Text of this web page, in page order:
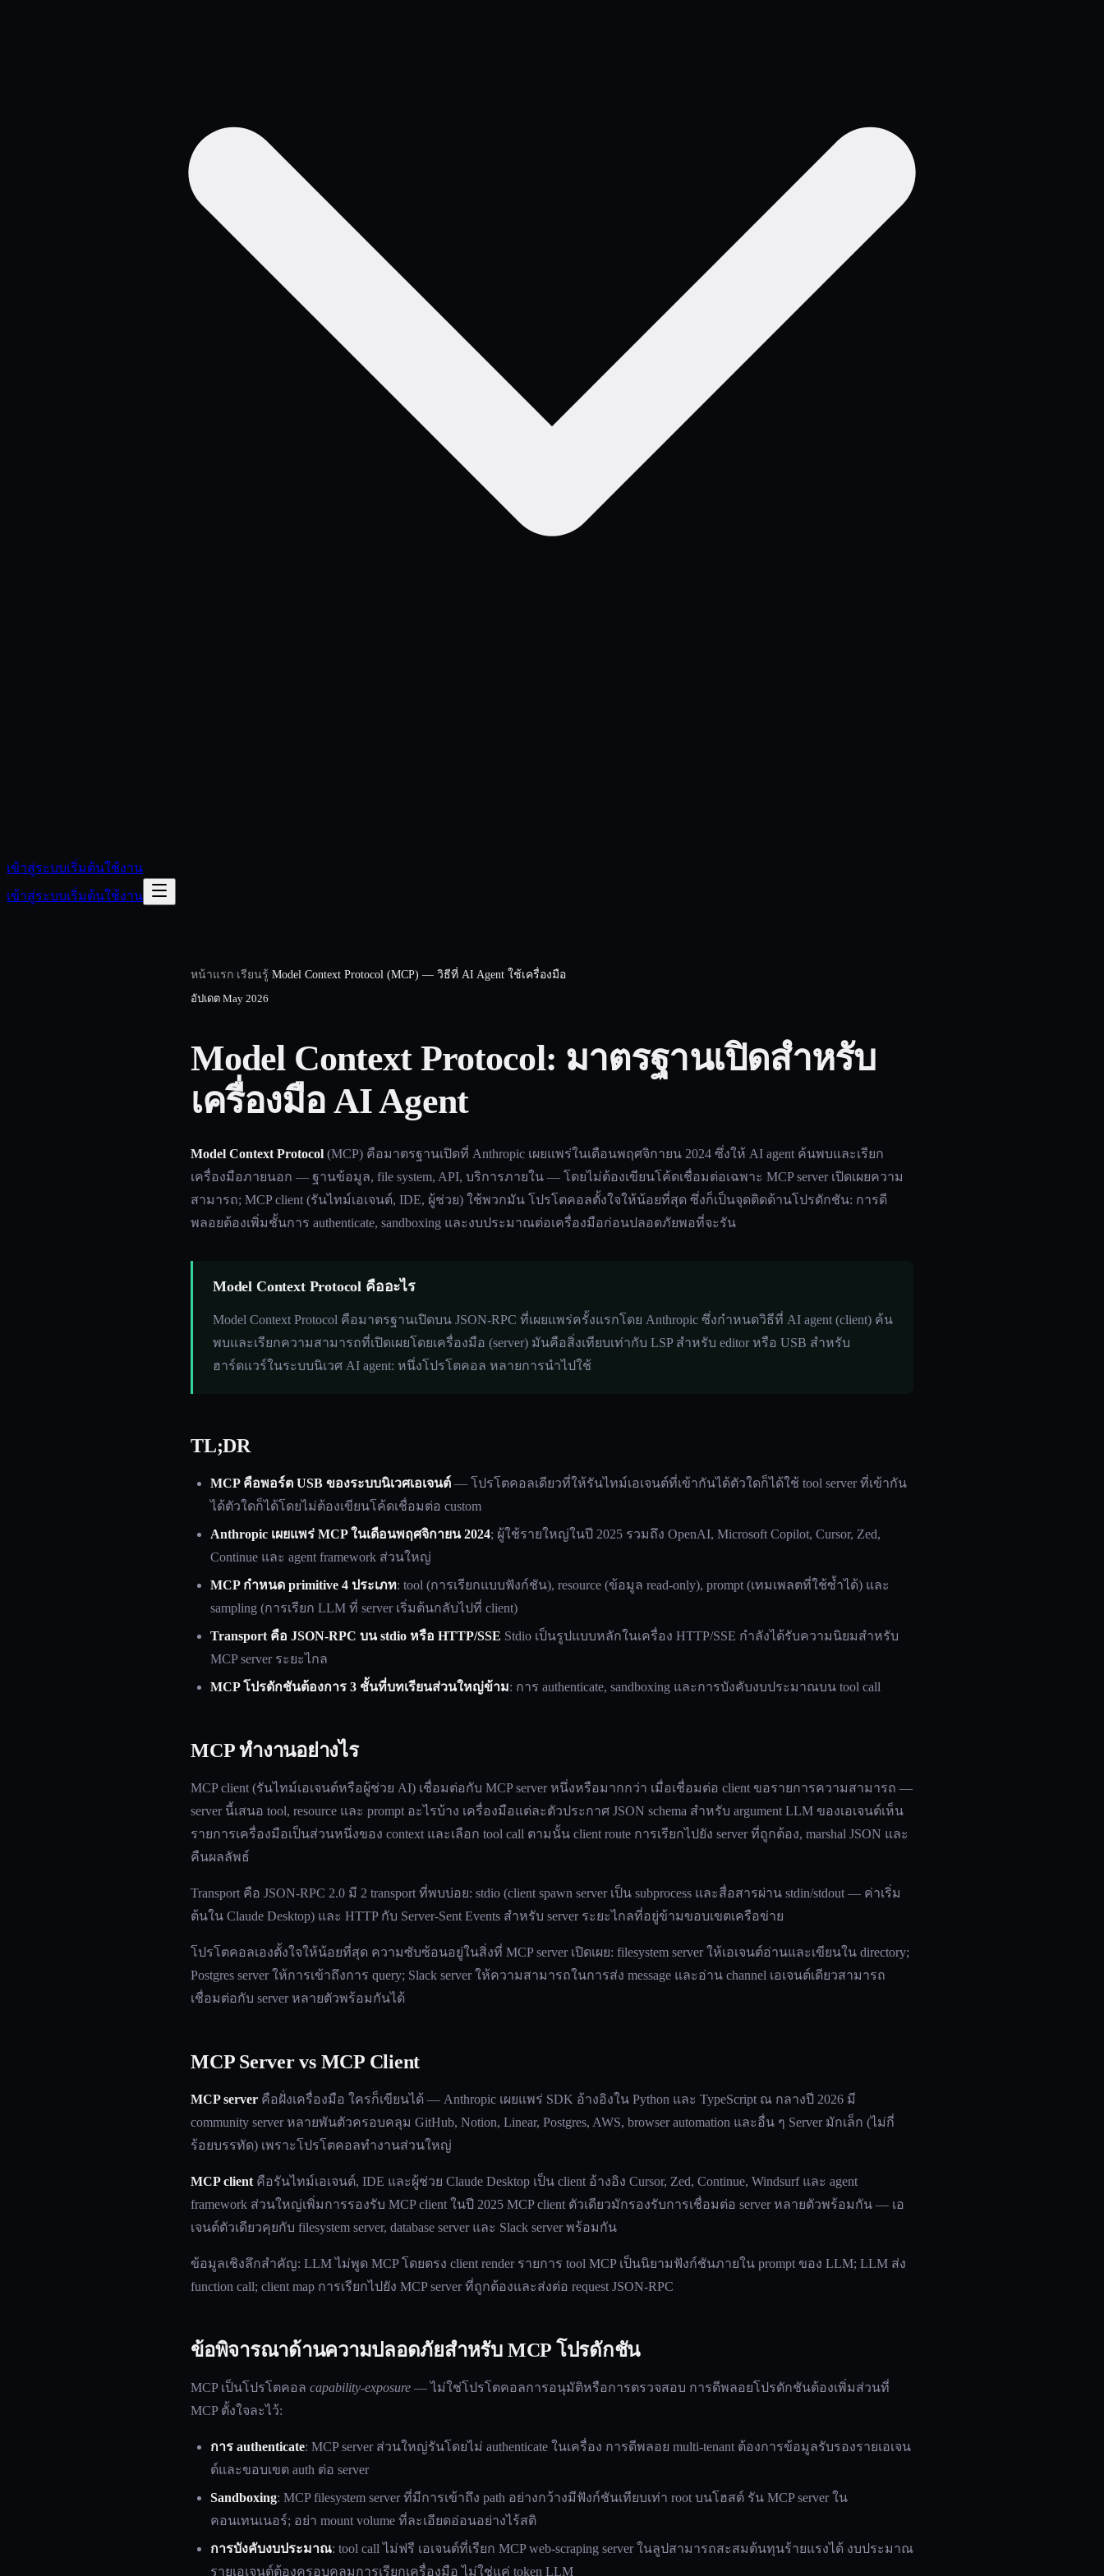
เข้าสู่ระบบเริ่มต้นใช้งาน
เข้าสู่ระบบเริ่มต้นใช้งาน
หน้าแรก/เรียนรู้/Model Context Protocol (MCP) — วิธีที่ AI Agent ใช้เครื่องมือ
อัปเดต May 2026
Model Context Protocol: มาตรฐานเปิดสำหรับ
เครื่องมือ AI Agent
Model Context Protocol (MCP) คือมาตรฐานเปิดที่ Anthropic เผยแพร่ในเดือนพฤศจิกายน 2024 ซึ่งให้ AI agent ค้นพบและเรียก
เครื่องมือภายนอก — ฐานข้อมูล, file system, API, บริการภายใน — โดยไม่ต้องเขียนโค้ดเชื่อมต่อเฉพาะ MCP server เปิดเผยความ
สามารถ; MCP client (รันไทม์เอเจนต์, IDE, ผู้ช่วย) ใช้พวกมัน โปรโตคอลตั้งใจให้น้อยที่สุด ซึ่งก็เป็นจุดติดด้านโปรดักชัน: การดี
พลอยต้องเพิ่มชั้นการ authenticate, sandboxing และงบประมาณต่อเครื่องมือก่อนปลอดภัยพอที่จะรัน
Model Context Protocol คืออะไร
Model Context Protocol คือมาตรฐานเปิดบน JSON-RPC ที่เผยแพร่ครั้งแรกโดย Anthropic ซึ่งกำหนดวิธีที่ AI agent (client) ค้น
พบและเรียกความสามารถที่เปิดเผยโดยเครื่องมือ (server) มันคือสิ่งเทียบเท่ากับ LSP สำหรับ editor หรือ USB สำหรับ
ฮาร์ดแวร์ในระบบนิเวศ AI agent: หนึ่งโปรโตคอล หลายการนำไปใช้
TL;DR
MCP คือพอร์ต USB ของระบบนิเวศเอเจนต์ — โปรโตคอลเดียวที่ให้รันไทม์เอเจนต์ที่เข้ากันได้ตัวใดก็ได้ใช้ tool server ที่เข้ากัน
ได้ตัวใดก็ได้โดยไม่ต้องเขียนโค้ดเชื่อมต่อ custom
Anthropic เผยแพร่ MCP ในเดือนพฤศจิกายน 2024; ผู้ใช้รายใหญ่ในปี 2025 รวมถึง OpenAI, Microsoft Copilot, Cursor, Zed,
Continue และ agent framework ส่วนใหญ่
MCP กำหนด primitive 4 ประเภท: tool (การเรียกแบบฟังก์ชัน), resource (ข้อมูล read-only), prompt (เทมเพลตที่ใช้ซ้ำได้) และ
sampling (การเรียก LLM ที่ server เริ่มต้นกลับไปที่ client)
Transport คือ JSON-RPC บน stdio หรือ HTTP/SSE Stdio เป็นรูปแบบหลักในเครื่อง HTTP/SSE กำลังได้รับความนิยมสำหรับ
MCP server ระยะไกล
MCP โปรดักชันต้องการ 3 ชั้นที่บทเรียนส่วนใหญ่ข้าม: การ authenticate, sandboxing และการบังคับงบประมาณบน tool call
MCP ทำงานอย่างไร
MCP client (รันไทม์เอเจนต์หรือผู้ช่วย AI) เชื่อมต่อกับ MCP server หนึ่งหรือมากกว่า เมื่อเชื่อมต่อ client ขอรายการความสามารถ —
server นี้เสนอ tool, resource และ prompt อะไรบ้าง เครื่องมือแต่ละตัวประกาศ JSON schema สำหรับ argument LLM ของเอเจนต์เห็น
รายการเครื่องมือเป็นส่วนหนึ่งของ context และเลือก tool call ตามนั้น client route การเรียกไปยัง server ที่ถูกต้อง, marshal JSON และ
คืนผลลัพธ์
Transport คือ JSON-RPC 2.0 มี 2 transport ที่พบบ่อย: stdio (client spawn server เป็น subprocess และสื่อสารผ่าน stdin/stdout — ค่าเริ่ม
ต้นใน Claude Desktop) และ HTTP กับ Server-Sent Events สำหรับ server ระยะไกลที่อยู่ข้ามขอบเขตเครือข่าย
โปรโตคอลเองตั้งใจให้น้อยที่สุด ความซับซ้อนอยู่ในสิ่งที่ MCP server เปิดเผย: filesystem server ให้เอเจนต์อ่านและเขียนใน directory;
Postgres server ให้การเข้าถึงการ query; Slack server ให้ความสามารถในการส่ง message และอ่าน channel เอเจนต์เดียวสามารถ
เชื่อมต่อกับ server หลายตัวพร้อมกันได้
MCP Server vs MCP Client
MCP server คือฝั่งเครื่องมือ ใครก็เขียนได้ — Anthropic เผยแพร่ SDK อ้างอิงใน Python และ TypeScript ณ กลางปี 2026 มี
community server หลายพันตัวครอบคลุม GitHub, Notion, Linear, Postgres, AWS, browser automation และอื่น ๆ Server มักเล็ก (ไม่กี่
ร้อยบรรทัด) เพราะโปรโตคอลทำงานส่วนใหญ่
MCP client คือรันไทม์เอเจนต์, IDE และผู้ช่วย Claude Desktop เป็น client อ้างอิง Cursor, Zed, Continue, Windsurf และ agent
framework ส่วนใหญ่เพิ่มการรองรับ MCP client ในปี 2025 MCP client ตัวเดียวมักรองรับการเชื่อมต่อ server หลายตัวพร้อมกัน — เอ
เจนต์ตัวเดียวคุยกับ filesystem server, database server และ Slack server พร้อมกัน
ข้อมูลเชิงลึกสำคัญ: LLM ไม่พูด MCP โดยตรง client render รายการ tool MCP เป็นนิยามฟังก์ชันภายใน prompt ของ LLM; LLM ส่ง
function call; client map การเรียกไปยัง MCP server ที่ถูกต้องและส่งต่อ request JSON-RPC
ข้อพิจารณาด้านความปลอดภัยสำหรับ MCP โปรดักชัน
MCP เป็นโปรโตคอล capability-exposure — ไม่ใช่โปรโตคอลการอนุมัติหรือการตรวจสอบ การดีพลอยโปรดักชันต้องเพิ่มส่วนที่
MCP ตั้งใจละไว้:
การ authenticate: MCP server ส่วนใหญ่รันโดยไม่ authenticate ในเครื่อง การดีพลอย multi-tenant ต้องการข้อมูลรับรองรายเอเจน
ต์และขอบเขต auth ต่อ server
Sandboxing: MCP filesystem server ที่มีการเข้าถึง path อย่างกว้างมีฟังก์ชันเทียบเท่า root บนโฮสต์ รัน MCP server ใน
คอนเทนเนอร์; อย่า mount volume ที่ละเอียดอ่อนอย่างไร้สติ
การบังคับงบประมาณ: tool call ไม่ฟรี เอเจนต์ที่เรียก MCP web-scraping server ในลูปสามารถสะสมต้นทุนร้ายแรงได้ งบประมาณ
รายเอเจนต์ต้องครอบคลุมการเรียกเครื่องมือ ไม่ใช่แค่ token LLM